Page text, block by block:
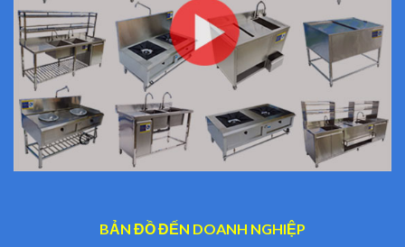
BẢN ĐỒ ĐẾN DOANH NGHIỆP